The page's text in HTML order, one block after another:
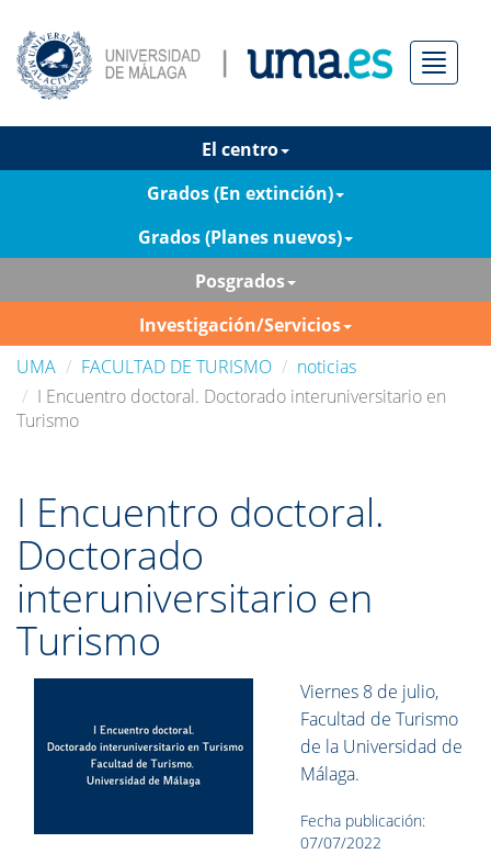
Menú
El centro
Grados (En extinción)
Grados (Planes nuevos)
Posgrados
Investigación/Servicios
UMA
FACULTAD DE TURISMO
noticias
I Encuentro doctoral. Doctorado interuniversitario en
Turismo
I Encuentro doctoral.
Doctorado
interuniversitario en
Turismo
Viernes 8 de julio,
Facultad de Turismo
de la Universidad de
Málaga.
Fecha publicación:
07/07/2022